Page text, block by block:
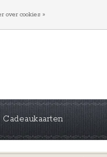
Cadeaukaarten
over cookies »